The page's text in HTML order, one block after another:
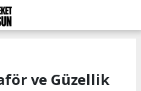
ve Güzellik